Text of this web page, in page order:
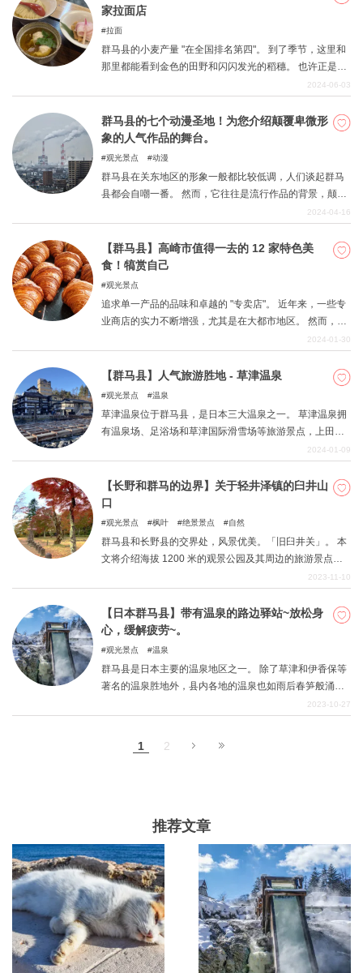
家拉面店
拉面
群马县的小麦产量 "在全国排名第四"。 到了季节，这里和
那里都能看到金色的田野和闪闪发光的稻穗。 也许正是因
为这样的环境，群马县的人们非常喜欢吃面条。 拉面在该
餐厅。 去品尝美味的拉面吧，排队是不可避免的。
2024-06-03
群马县的七个动漫圣地！为您介绍颠覆卑微形
象的人气作品的舞台。
观光景点 动漫
群马县在关东地区的形象一般都比较低调，人们谈起群马
县都会自嘲一番。 然而，它往往是流行作品的背景，颠覆
了这种卑微的形象。 如今，参观自己喜爱的作品的圣地是
2024-04-16
【群马县】高崎市值得一去的 12 家特色美
食！犒赏自己
观光景点
追求单一产品的品味和卓越的 "专卖店"。 近年来，一些专
业商店的实力不断增强，尤其是在大都市地区。 然而，并
非只有在大都市地区才能建立起专业商店。 农村地区正在
我们提议进行一次 "美食之旅"，参观当地的美味餐厅。 探
索各地令人眼花缭乱的美食世界。
2024-01-30
【群马县】人气旅游胜地 - 草津温泉
观光景点 温泉
草津温泉位于群马县，是日本三大温泉之一。 草津温泉拥
有温泉场、足浴场和草津国际滑雪场等旅游景点，上田城
果您想去草津温泉观光，或者想知道冬季去哪里旅游，我
们希望这些信息对您有所帮助！
2024-01-09
【长野和群马的边界】关于轻井泽镇的臼井山
口
观光景点 枫叶 绝景景点 自然
群马县和长野县的交界处，风景优美。「旧臼井关」。 本
文将介绍海拔 1200 米的观景公园及其周边的旅游景点。
轻井泽是避暑胜地，海拔 1200 米，即使在夏季也是一个
红叶！ 此外，还有从旧轻井泽到凉亭的「红色巴士」，何
不一边欣赏美景，一边享受秋天的大自然呢？
2023-11-10
【日本群马县】带有温泉的路边驿站~放松身
心，缓解疲劳~。
观光景点 温泉
群马县是日本主要的温泉地区之一。 除了草津和伊香保等
著名的温泉胜地外，县内各地的温泉也如雨后春笋般涌
现。 这里有很多一日游浴场，吸引了众多游客。 如
旅行（包括在车上过夜）时看看它们。
2023-10-27
1 2
推荐文章